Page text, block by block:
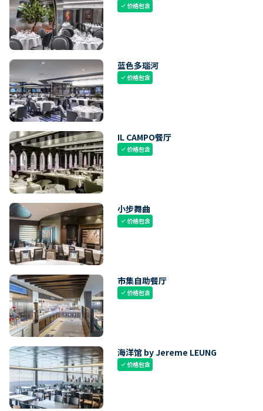
check价格包含
蓝色多瑙河
check价格包含
IL CAMPO餐厅
check价格包含
小步舞曲
check价格包含
市集自助餐厅
check价格包含
海洋馆 by Jereme LEUNG
check价格包含